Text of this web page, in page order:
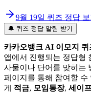
9월 19일 퀴즈 정답 보
🔔 퀴즈 정답 알림 받기
카카오뱅크 AI 이모지 퀴
앱에서 진행되는 정답형
사물이나 단어를 맞히는
페이지를 통해 참여할 수
게 적금, 모임통장, 세이